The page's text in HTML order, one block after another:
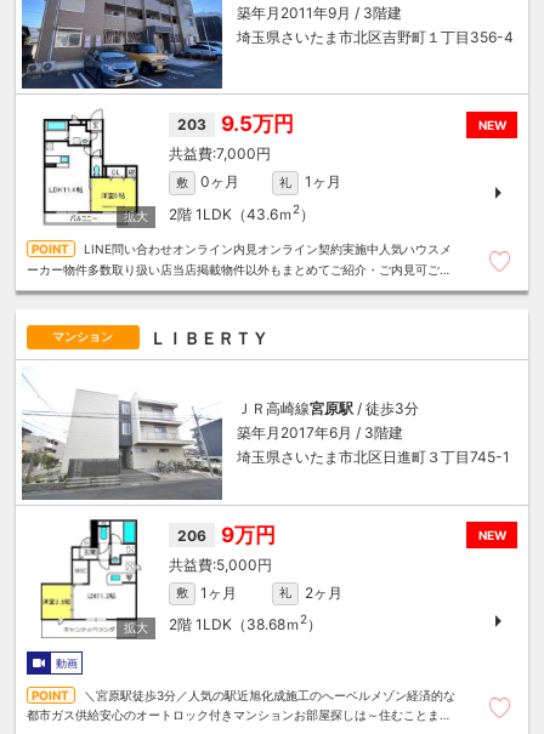
築年月2011年9月 / 3階建
埼玉県さいたま市北区吉野町１丁目356-4
NEW
203 9.5万円
7,000円
敷 0ヶ月 礼
1ヶ月
2階 1LDK（43.6ｍ 2）
LINE問い合わせオンライン内見オンライン契約実施中人気ハウスメ
ーカー物件多数取り扱い店当店掲載物件以外もまとめてご紹介・ご内見可ご予
マンション ＬＩＢＥＲＴＹ
ＪＲ高崎線宮原駅 / 徒歩3分
築年月2017年6月 / 3階建
埼玉県さいたま市北区日進町３丁目745-1
NEW
206 9万円
5,000円
敷 1ヶ月 礼
2ヶ月
2階 1LDK（38.68ｍ 2）
動画
＼宮原駅徒歩3分／人気の駅近旭化成施工のへーベルメゾン経済的な
都市ガス供給安心のオートロック付きマンションお部屋探しは～住むことまる